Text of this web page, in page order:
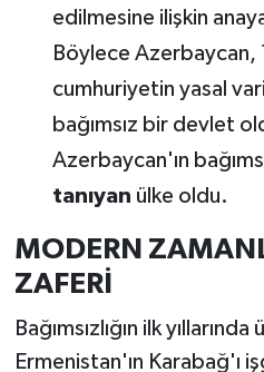
edilmesine ilişkin
Böylece Azerbaycan,
cumhuriyetin yasal
bağımsız bir devlet
Azerbaycan'ın
tanıyan ülke oldu.
MODERN
ZAFERİ
Bağımsızlığın ilk
Ermenistan'ın Karabağ'ı